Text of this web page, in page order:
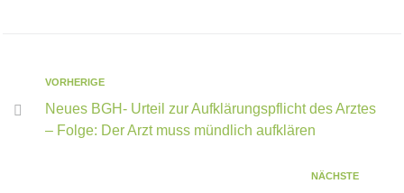
VORHERIGE
Neues BGH- Urteil zur Aufklärungspflicht des Arztes
– Folge: Der Arzt muss mündlich aufklären
NÄCHSTE